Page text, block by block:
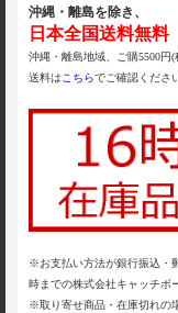
沖縄・離島を除き、
日本全国送料無料
沖縄・離島地域、ご購5500円(
送料は こちらでご確認くださ
※お支払い方法が銀行振込・
時までの株式会社キャッチボ
※取り寄せ商品・在庫切れの